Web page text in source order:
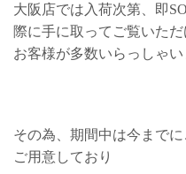
大阪店では入荷次第、即
際に手に取ってご覧いた
お客様が多数いらっしゃい
その為、期間中は今まで
ご用意しており